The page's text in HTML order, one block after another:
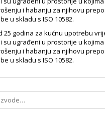
i habanju za njihovu
u skladu s ISO 10582.
25 godina za kućnu upotrebu
su ugrađeni u prostorije u
i habanju za njihovu
u skladu s ISO 10582.